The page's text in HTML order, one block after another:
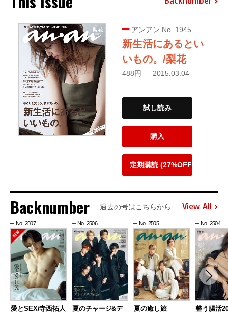
アンアン No. 1945
新生活にあるとい
いもの。/梨花
488円 — 2015.03.04
試し読み
購入
定期購読 (27%OFF)
Backnumber 過去の号はこちらから View All
No. 2507
愛とSEX/寺西拓人
No. 2506
夏のチャージ&デ
No. 2505
夏の癒し旅
No. 2504
整う腸活